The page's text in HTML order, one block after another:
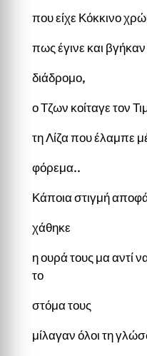
που είχε Κόκκινο
πως έγινε και βγήκαν
διάδρομο,
ο Τζων κοίταγε τον
τη Λίζα που έλαμπε
φόρεμα..
Κάποια στιγμή
χάθηκε
η ουρά τους μα αντί
το
στόμα τους
μίλαγαν όλοι τη